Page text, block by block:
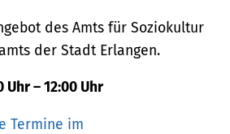
des Amts für Soziokultur
der Stadt Erlangen.
– 12:00 Uhr
Termine im